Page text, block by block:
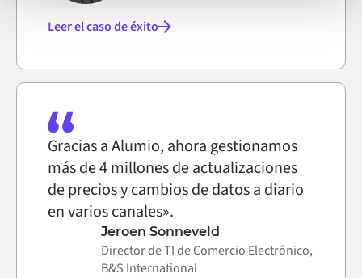
Leer el caso de éxito
Gracias a Alumio, ahora gestionamos
más de 4 millones de actualizaciones
de precios y cambios de datos a diario
en varios canales».
Jeroen Sonneveld
Director de TI de Comercio Electrónico,
B&S International